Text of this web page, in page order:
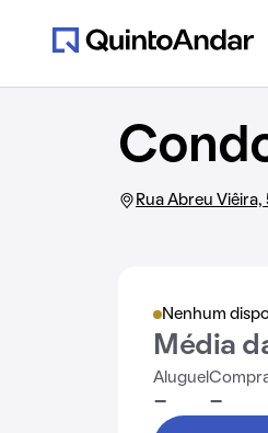
Rua Abreu
Nenhum
Média
Aluguel
- -